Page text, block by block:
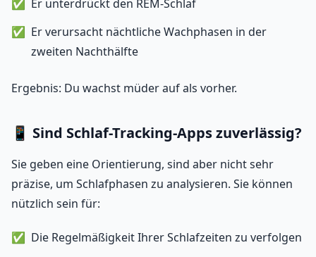
Er unterdrückt den REM-Schlaf
Er verursacht nächtliche Wachphasen in der
zweiten Nachthälfte
Ergebnis: Du wachst müder auf als vorher.
📱 Sind Schlaf-Tracking-Apps zuverlässig?
Sie geben eine Orientierung, sind aber nicht sehr
präzise, um Schlafphasen zu analysieren. Sie können
nützlich sein für:
Die Regelmäßigkeit Ihrer Schlafzeiten zu verfolgen